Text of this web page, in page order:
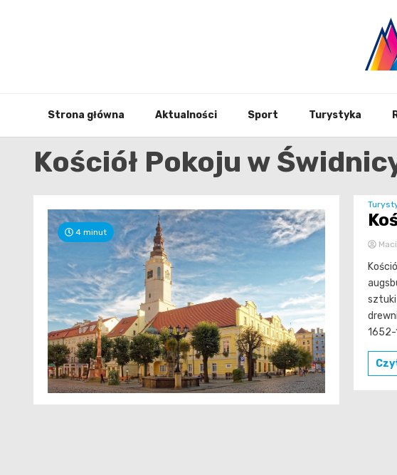
Strona główna Aktualności Sport Turystyka
Kościół Pokoju w
4 minut
sztuki
1652-